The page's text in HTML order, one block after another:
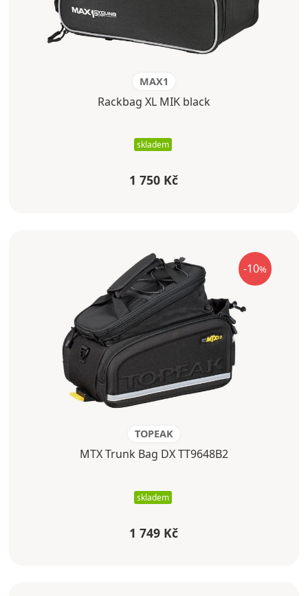
MAX1
Rackbag XL MIK black
skladem
1 750 Kč
-10%
TOPEAK
MTX Trunk Bag DX TT9648B2
skladem
1 749 Kč